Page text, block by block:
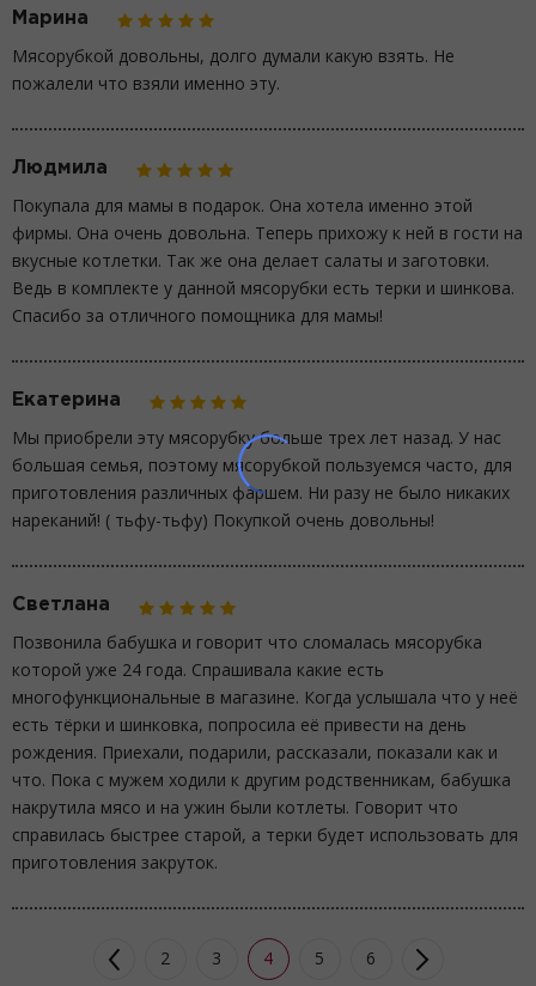
Марина
Мясорубкой довольны, долго думали какую взять. Не
пожалели что взяли именно эту.
Людмила
Покупала для мамы в подарок. Она хотела именно этой
фирмы. Она очень довольна. Теперь прихожу к ней в гости на
вкусные котлетки. Так же она делает салаты и заготовки.
Ведь в комплекте у данной мясорубки есть терки и шинкова.
Спасибо за отличного помощника для мамы!
Екатерина
Мы приобрели эту мясорубку больше трех лет назад. У нас
большая семья, поэтому мясорубкой пользуемся часто, для
приготовления различных фаршем. Ни разу не было никаких
нареканий! ( тьфу-тьфу) Покупкой очень довольны!
Светлана
Позвонила бабушка и говорит что сломалась мясорубка
которой уже 24 года. Спрашивала какие есть
многофункциональные в магазине. Когда услышала что у неё
есть тёрки и шинковка, попросила её привести на день
рождения. Приехали, подарили, рассказали, показали как и
что. Пока с мужем ходили к другим родственникам, бабушка
накрутила мясо и на ужин были котлеты. Говорит что
справилась быстрее старой, а терки будет использовать для
приготовления закруток.
2 3 4 5 6